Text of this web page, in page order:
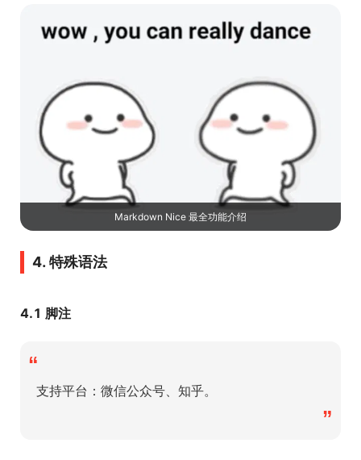
Markdown Nice 最全功能介绍
4. 特殊语法
4.1 脚注
“
支持平台：微信公众号、知乎。
”